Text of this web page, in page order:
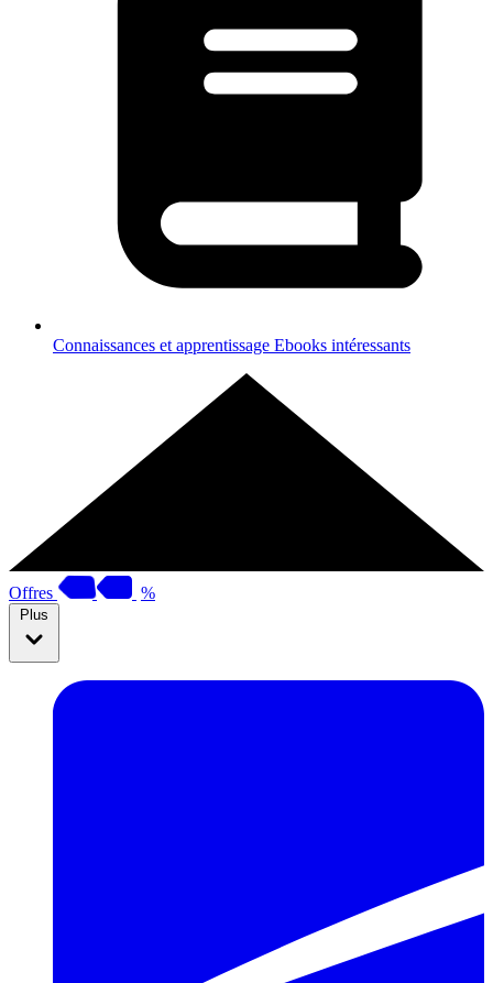
Connaissances et apprentissage Ebooks intéressants
Offres %
Plus